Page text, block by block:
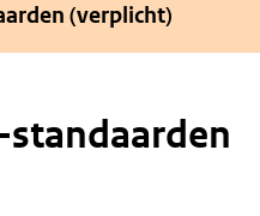
(verplicht)
standaarden